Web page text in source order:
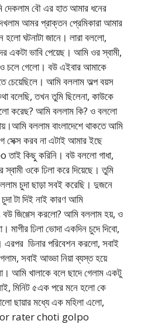
দেকলাম বৌ এর হাত আমার ধনের
আমর প্রাক্তন প্রেমিকারা আমার
ঘটনাটা জানে। লারা বললো,
একটা ভাবি পেয়েছ। আমি ওর স্বামী,
ও চলে গেলো। বউ এইবার আমাকে
চেয়েছিলে। আমি বললাম অল্প বয়স
বলেছি, তখন তুমি ছিলেনা, কাউকে
করেছ? আমি বললাম কি? ও বললো
বললাম বাংলাদেশে থাকতে আমি
সেক্স করব না এটাই আমার ইছে
কিছু করিনি। বউ বললো গাধা,
ওকে ঢিলা করে দিয়েছে। তুমি
চুদা ছাড়া সবই করেছি। দুজনে
টা দিই নাই কারণ আমি
জিগ্গেস করলো? আমি বললাম হয়, ও
ঢিলা ভোদা একদিন চুদে দিবো,
এরপর ডিনার পরিবেশন করলো, সবাই
সবাই আড্ডা নিয়া ব্যস্ত হয়ে
আমি খালাকে বলে ছাদে গেলাম একটু
মিনিট ৫এক পরে মনে হলো কে
ছায়ার মধ্যে এক মহিলা এলো,
rater choti golpo